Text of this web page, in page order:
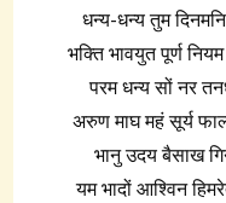
धन्य-धन्य तुम
भक्ति भावयुत पूर्ण
परम धन्य सों नर
अरुण माघ महं सूर्य
भानु उदय बैसाख
यम भादों आश्विन